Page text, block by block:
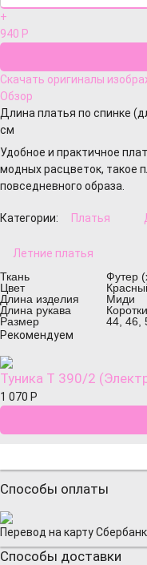
+
940 Р
Скачать оригиналы
Обзор
Длина платья по спинке
см
Удобное и практичное
модных расцветок, такое
повседневного образа.
Категории: Платья
Летние платья
Ткань
Футер
Цвет
Длина изделия
Миди
Длина рукава
Размер
44, 46,
Рекомендуем
Туника Т 390/2
1 070 Р
Способы оплаты
Перевод на карту Сбербанк
Способы доставки